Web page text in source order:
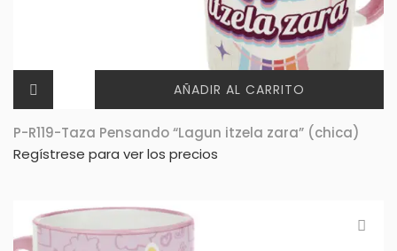
AÑADIR AL CARRITO
P-R119-Taza Pensando “Lagun itzela zara” (chica)
Regístrese para ver los precios